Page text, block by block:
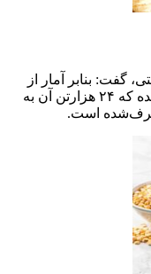
گفت: بنابر آمار از
ابتدای سال تاکنون ۵۰ هزارتن کره تولید شده که ۲۴ هزارتن آن به
است.